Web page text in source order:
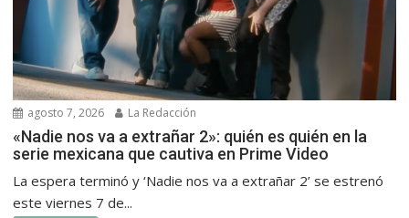
agosto 7, 2026 La Redacción
«Nadie nos va a extrañar 2»: quién es quién en la
serie mexicana que cautiva en Prime Video
La espera terminó y ‘Nadie nos va a extrañar 2’ se estrenó
este viernes 7 de...